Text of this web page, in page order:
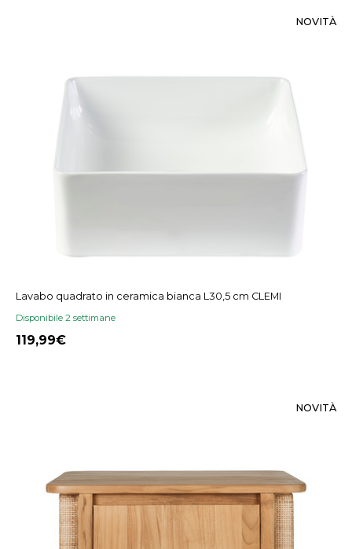
NOVITÀ
Lavabo quadrato in ceramica bianca L30,5 cm CLEMI
Disponibile 2 settimane
119,99
NOVITÀ